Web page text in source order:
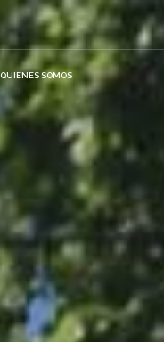
QUIENES SOMOS